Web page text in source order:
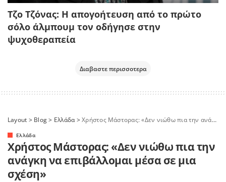
Τζο Τζόνας: Η απογοήτευση από το πρώτο
σόλο άλμπουμ τον οδήγησε στην
ψυχοθεραπεία
Διαβαστε περισσοτερα
Layout > Blog> Ελλάδα>Χρήστος Μάστορας: «Δεν νιώθω πια την ανάγκη να επιβάλλομαι μέσα σε μια σχέση»
Ελλάδα
Χρήστος Μάστορας: «Δεν νιώθω πια την
ανάγκη να επιβάλλομαι μέσα σε μια
σχέση»